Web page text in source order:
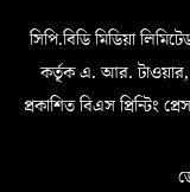
সিপি.বিডি মিডিয়া
কর্তৃক এ. আর. টাওয়ার,
প্রকাশিত বিএস প্রিন্টিং